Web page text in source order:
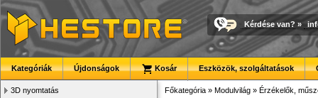
Kérdése van? »
Kategóriák Újdonságok Kosár Eszközök, szolgáltatások
3D nyomtatás
Főkategória » Modulvilág » Érzékelők,